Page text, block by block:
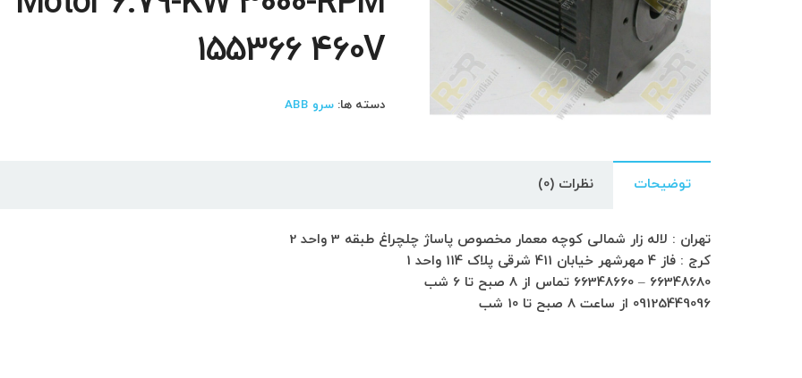
155366 460V
دسته ها: سرو ABB
توضیحات نظرات (0)
تهران : لاله زار شمالی کوچه معمار مخصوص پاساژ چلچراغ طبقه 3 واحد 2
کرج : فاز 4 مهرشهر خیابان 411 شرقی پلاک 114 واحد 1
66348680 – 66348660 تماس از 8 صبح تا 6 شب
09125449096 از ساعت 8 صبح تا 10 شب